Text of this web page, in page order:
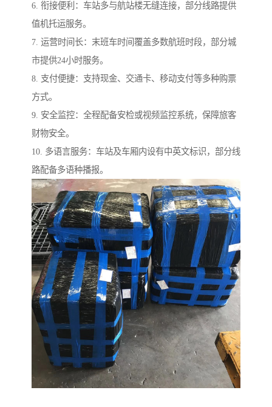
6. 衔接便利：车站多与航站楼无缝连接，部分线路提供
值机托运服务。
7. 运营时间长：末班车时间覆盖多数航班时段，部分城
市提供24小时服务。
8. 支付便捷：支持现金、交通卡、移动支付等多种购票
方式。
9. 安全监控：全程配备安检或视频监控系统，保障旅客
财物安全。
10. 多语言服务：车站及车厢内设有中英文标识，部分线
路配备多语种播报。